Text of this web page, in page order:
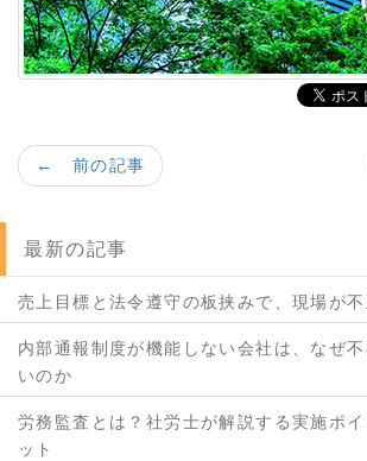
← 前の記事
最新の記事
売上目標と法令遵守の板挟みで、現場が
内部通報制度が機能しない会社は、なぜ
いのか
労務監査とは？社労士が解説する実施ポ
ット